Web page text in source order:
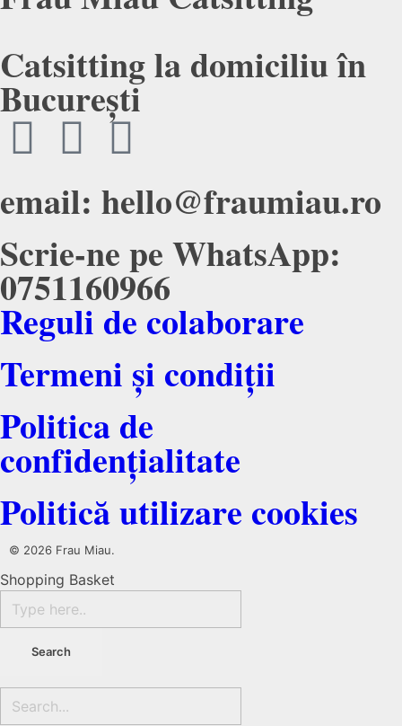
Catsitting la domiciliu în
București
email: hello@fraumiau.ro
Scrie-ne pe WhatsApp:
0751160966
Reguli de colaborare
Termeni și condiții
Politica de
confidențialitate
Politică utilizare cookies
© 2026 Frau Miau.
Shopping Basket